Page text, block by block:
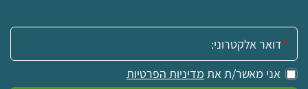
אימייל:
אני מאשר/ת את מדיניות הפרטיות